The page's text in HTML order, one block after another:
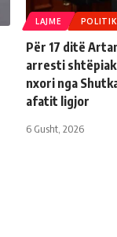
LAJME
Për 17 ditë
arresti
nxori nga
afatit ligjor
6 Gusht, 2026